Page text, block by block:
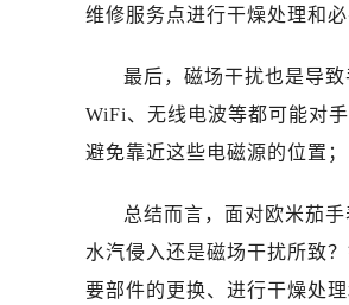
昆明市盘龙区
海口市龙华区
唐山市路南区
内蒙古自治区
甘肃省兰州市
重庆市解放碑
维修服务点进行干燥处理和
最后，磁场干扰也是导
WiFi、无线电波等都可能对
避免靠近这些电磁源的位置
总结而言，面对欧米茄
水汽侵入还是磁场干扰所致
要部件的更换、进行干燥处